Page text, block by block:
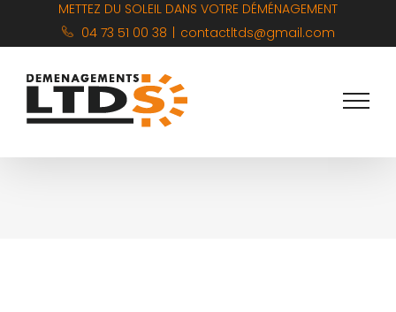
METTEZ DU SOLEIL DANS VOTRE DÉMÉNAGEMENT
04 73 51 00 38
contactltds@gmail.com